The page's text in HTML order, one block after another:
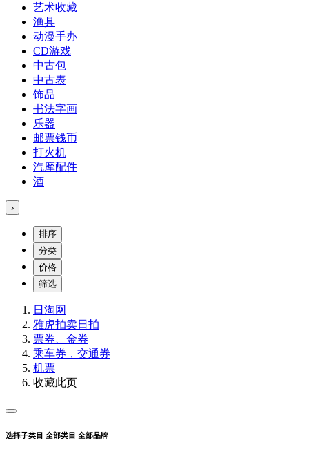
艺术收藏
渔具
动漫手办
CD游戏
中古包
中古表
饰品
书法字画
乐器
邮票钱币
打火机
汽摩配件
酒
›
排序
分类
价格
筛选
日淘网
雅虎拍卖日拍
票券、金券
乘车券，交通券
机票
收藏此页
选择子类目 全部类目 全部品牌